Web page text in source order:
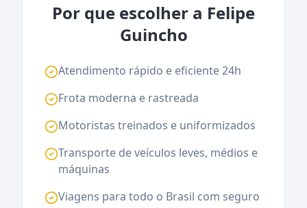
Por que escolher a Felipe
Guincho
Atendimento rápido e eficiente 24h
Frota moderna e rastreada
Motoristas treinados e uniformizados
Transporte de veículos leves, médios e
máquinas
Viagens para todo o Brasil com seguro